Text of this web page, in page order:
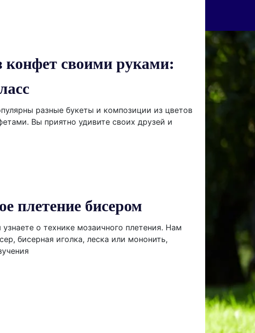
своими руками:
разные букеты и композиции из цветов
Вы приятно удивите своих друзей и
плетение бисером
о технике мозаичного плетения. Нам
бисерная иголка, леска или мононить,